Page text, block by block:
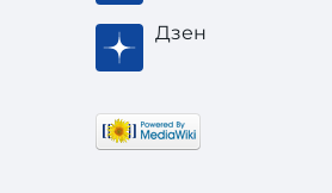
Дзен